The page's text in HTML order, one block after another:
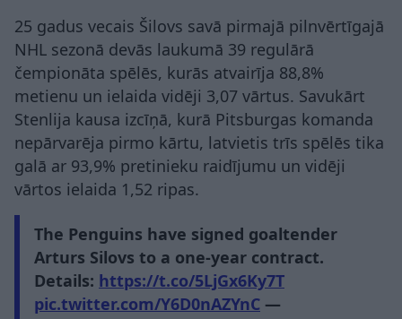
25 gadus vecais Šilovs savā pirmajā pilnvērtīgajā
NHL sezonā devās laukumā 39 regulārā
čempionāta spēlēs, kurās atvairīja 88,8%
metienu un ielaida vidēji 3,07 vārtus. Savukārt
Stenlija kausa izcīņā, kurā Pitsburgas komanda
nepārvarēja pirmo kārtu, latvietis trīs spēlēs tika
galā ar 93,9% pretinieku raidījumu un vidēji
vārtos ielaida 1,52 ripas.
The Penguins have signed goaltender
Arturs Silovs to a one-year contract.
Details: https://t.co/5LjGx6Ky7T
pic.twitter.com/Y6D0nAZYnC —